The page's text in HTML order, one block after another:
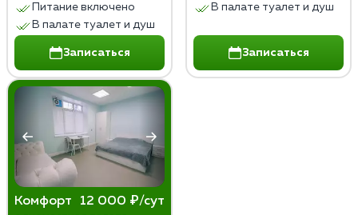
Питание включено
В палате туалет и душ
Записаться
В палате туалет и душ
Записаться
Комфорт 12 000 ₽/сут